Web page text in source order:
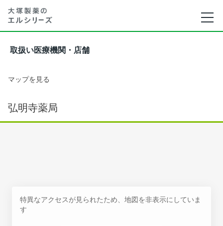
取扱い医療機関・店舗
マップを見る
弘明寺薬局
特異なアクセスが見られたため、地図を非表示にしていま
す